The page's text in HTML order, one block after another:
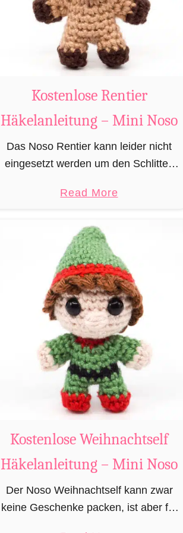
u
m
i
B
b
e
h
ä
Kostenlose Rentier
Häkelanleitung – Mini Noso
Das Noso Rentier kann leider nicht
eingesetzt werden um den Schlitten
besitzt aber wie sein Cousin Rudolf
leider immer als …
Read Morea
t
K
o
s
t
e
n
l
o
s
e
n
t
Kostenlose Weihnachtself
Häkelanleitung – Mini Noso
Der Noso Weihnachtself kann zwar
keine Geschenke packen, ist aber für